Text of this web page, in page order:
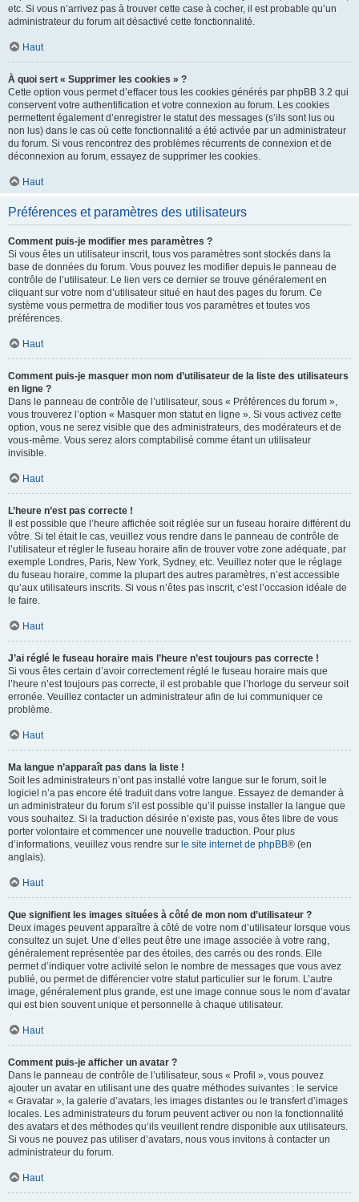
etc. Si vous n’arrivez pas à trouver cette case à cocher, il est probable qu’un
administrateur du forum ait désactivé cette fonctionnalité.
Haut
À quoi sert « Supprimer les cookies » ?
Cette option vous permet d’effacer tous les cookies générés par phpBB 3.2 qui
conservent votre authentification et votre connexion au forum. Les cookies
permettent également d’enregistrer le statut des messages (s’ils sont lus ou
non lus) dans le cas où cette fonctionnalité a été activée par un administrateur
du forum. Si vous rencontrez des problèmes récurrents de connexion et de
déconnexion au forum, essayez de supprimer les cookies.
Haut
Préférences et paramètres des utilisateurs
Comment puis-je modifier mes paramètres ?
Si vous êtes un utilisateur inscrit, tous vos paramètres sont stockés dans la
base de données du forum. Vous pouvez les modifier depuis le panneau de
contrôle de l’utilisateur. Le lien vers ce dernier se trouve généralement en
cliquant sur votre nom d’utilisateur situé en haut des pages du forum. Ce
système vous permettra de modifier tous vos paramètres et toutes vos
préférences.
Haut
Comment puis-je masquer mon nom d’utilisateur de la liste des utilisateurs
en ligne ?
Dans le panneau de contrôle de l’utilisateur, sous « Préférences du forum »,
vous trouverez l’option « Masquer mon statut en ligne ». Si vous activez cette
option, vous ne serez visible que des administrateurs, des modérateurs et de
vous-même. Vous serez alors comptabilisé comme étant un utilisateur
invisible.
Haut
L’heure n’est pas correcte !
Il est possible que l’heure affichée soit réglée sur un fuseau horaire différent du
vôtre. Si tel était le cas, veuillez vous rendre dans le panneau de contrôle de
l’utilisateur et régler le fuseau horaire afin de trouver votre zone adéquate, par
exemple Londres, Paris, New York, Sydney, etc. Veuillez noter que le réglage
du fuseau horaire, comme la plupart des autres paramètres, n’est accessible
qu’aux utilisateurs inscrits. Si vous n’êtes pas inscrit, c’est l’occasion idéale de
le faire.
Haut
J’ai réglé le fuseau horaire mais l’heure n’est toujours pas correcte !
Si vous êtes certain d’avoir correctement réglé le fuseau horaire mais que
l’heure n’est toujours pas correcte, il est probable que l’horloge du serveur soit
erronée. Veuillez contacter un administrateur afin de lui communiquer ce
problème.
Haut
Ma langue n’apparaît pas dans la liste !
Soit les administrateurs n’ont pas installé votre langue sur le forum, soit le
logiciel n’a pas encore été traduit dans votre langue. Essayez de demander à
un administrateur du forum s’il est possible qu’il puisse installer la langue que
vous souhaitez. Si la traduction désirée n’existe pas, vous êtes libre de vous
porter volontaire et commencer une nouvelle traduction. Pour plus
d’informations, veuillez vous rendre sur le site internet de phpBB® (en
anglais).
Haut
Que signifient les images situées à côté de mon nom d’utilisateur ?
Deux images peuvent apparaître à côté de votre nom d’utilisateur lorsque vous
consultez un sujet. Une d’elles peut être une image associée à votre rang,
généralement représentée par des étoiles, des carrés ou des ronds. Elle
permet d’indiquer votre activité selon le nombre de messages que vous avez
publié, ou permet de différencier votre statut particulier sur le forum. L’autre
image, généralement plus grande, est une image connue sous le nom d’avatar
qui est bien souvent unique et personnelle à chaque utilisateur.
Haut
Comment puis-je afficher un avatar ?
Dans le panneau de contrôle de l’utilisateur, sous « Profil », vous pouvez
ajouter un avatar en utilisant une des quatre méthodes suivantes : le service
« Gravatar », la galerie d’avatars, les images distantes ou le transfert d’images
locales. Les administrateurs du forum peuvent activer ou non la fonctionnalité
des avatars et des méthodes qu’ils veuillent rendre disponible aux utilisateurs.
Si vous ne pouvez pas utiliser d’avatars, nous vous invitons à contacter un
administrateur du forum.
Haut